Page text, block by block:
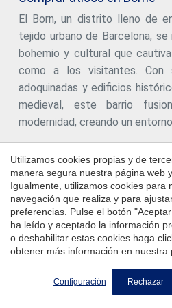
aplicable. #ref:CBE01411
zona muy concurrida. Ubicación
minutos de la parada de metro
de Montjuïc) y rodeado de parques y
precio no van incluidos los
#ref:CBE01325
El Born, un distrito lleno de
tejido urbano de Barcelona,
bohemio y cultural que
como a los visitantes. Con
adoquinadas y edificios
medieval, este barrio
modernidad, creando un
Búsquedas relacionadas
Áticos en venta en Dreta de
Áticos en venta en Sant Gervasi -
Áticos en venta en Turó Parc,
Áticos en venta en Diagonal Mar i
Áticos en venta en Pedralbes,
Utilizamos cookies propias y de
manera segura nuestra página web
Igualmente, utilizamos cookies para
navegación que realiza y para
preferencias. Pulse el botón
ha leído y aceptado la información
o deshabilitar estas cookies haga
obtener más información en nuestra
Configuración Rechazar